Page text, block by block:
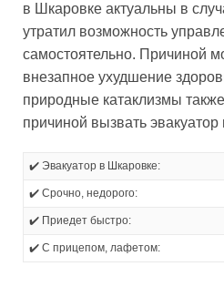
в Шкаровке актуальны в
утратил возможность
самостоятельно. Причиной
внезапное ухудшение
природные катаклизмы
причиной вызвать
✔️ Эвакуатор в Шкаровке:
✔️ Срочно, недорого:
✔️ Приедет быстро:
✔️ С прицепом, лафетом: